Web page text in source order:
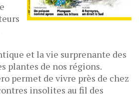
et la vie surprenante des
plantes de nos régions.
permet de vivre près de chez
insolites au fil des